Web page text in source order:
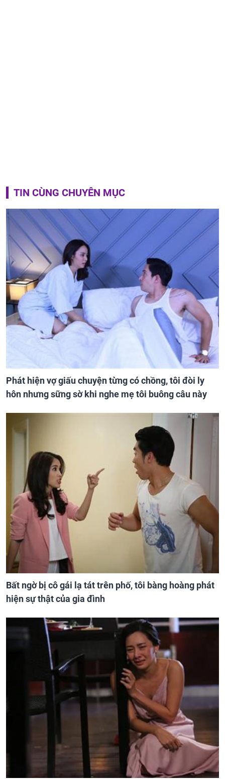
TIN CÙNG CHUYÊN MỤC
Phát hiện vợ giấu chuyện từng có chồng, tôi đòi ly
hôn nhưng sững sờ khi nghe mẹ tôi buông câu này
Bất ngờ bị cô gái lạ tát trên phố, tôi bàng hoàng phát
hiện sự thật của gia đình